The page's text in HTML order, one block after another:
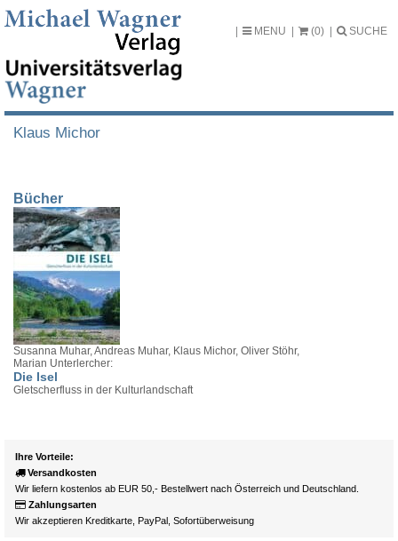
MENU (0) SUCHE
Klaus Michor
Bücher
Susanna Muhar, Andreas Muhar, Klaus Michor, Oliver Stöhr,
Marian Unterlercher:
Die Isel
Gletscherfluss in der Kulturlandschaft
Ihre Vorteile:
Versandkosten
Wir liefern kostenlos ab EUR 50,- Bestellwert nach Österreich und Deutschland.
Zahlungsarten
Wir akzeptieren Kreditkarte, PayPal, Sofortüberweisung